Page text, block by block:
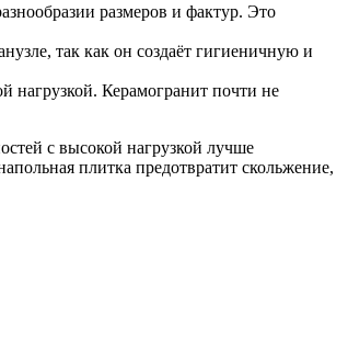
размеров и фактур. Это
так как он создаёт гигиеничную и
нагрузкой. Керамогранит почти не
с высокой нагрузкой лучше
плитка предотвратит скольжение,